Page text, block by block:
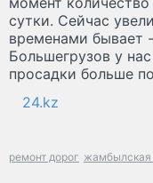
сутки. Сейчас
временами бывает
Большегрузов у
просадки больше
24.kz
ремонт дорог жамбылская